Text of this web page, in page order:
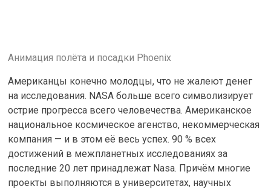
Анимация полёта и посадки Phoenix
Американцы конечно молодцы, что не жалеют денег
на исследования. NASA больше всего символизирует
острие прогресса всего человечества. Американское
национальное космическое агенство, некоммерческая
компания — и в этом её весь успех. 90 % всех
достижений в межпланетных исследованиях за
последние 20 лет принадлежат Nasa. Причём многие
проекты выполняются в университетах, научных